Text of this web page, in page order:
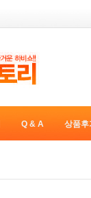
Q & A 상품후